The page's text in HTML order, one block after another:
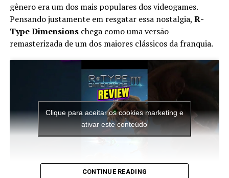
Apesar do foco na experiência solo, o multiplayer
continua presente. Você pode chamar amigos para
participar das missões ou entrar nas salas de outros
jogadores para completar sessões cooperativas e
conquistar recompensas adicionais, aumentando ainda
mais a longevidade da aventura.
O mais interessante é que toda essa estrutura faz o jogo
sensação é de que a campanha original da série acabou
gênero era um dos mais populares dos videogames.
Pensando justamente em resgatar essa nostalgia, R-
Type Dimensionschega como uma versão
remasterizada de um dos maiores clássicos da franquia.
Clique para aceitar os cookies marketing e
ativar este conteúdo
CONTINUE READING